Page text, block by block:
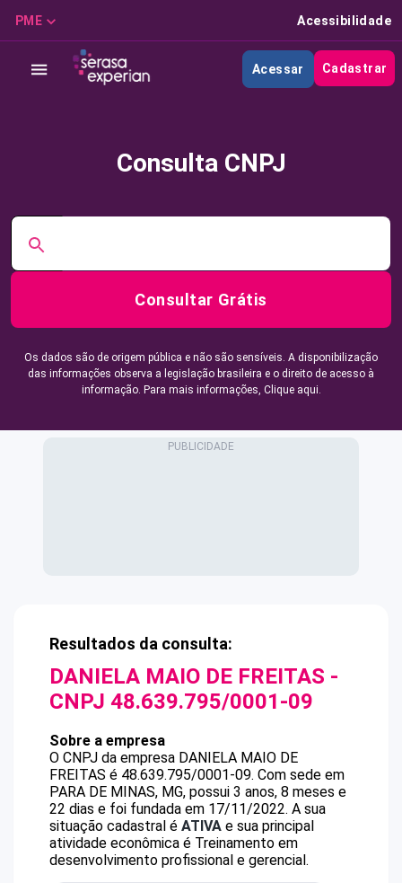
PME Acessibilidade
Acessar Cadastrar
Consulta CNPJ
Consultar Grátis
Os dados são de origem pública e não são sensíveis. A disponibilização
das informações observa a legislação brasileira e o direito de acesso à
informação. Para mais informações, Clique aqui.
Resultados da consulta:
DANIELA MAIO DE FREITAS -
CNPJ 48.639.795/0001-09
Sobre a empresa
O CNPJ da empresa DANIELA MAIO DE
FREITAS é 48.639.795/0001-09. Com sede em
PARA DE MINAS, MG, possui 3 anos, 8 meses e
22 dias e foi fundada em 17/11/2022. A sua
situação cadastral é ATIVA e sua principal
atividade econômica é Treinamento em
desenvolvimento profissional e gerencial.